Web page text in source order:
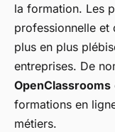
la formation. Les
professionnelle et
plus en plus
entreprises. De
OpenClassrooms
formations en
métiers.